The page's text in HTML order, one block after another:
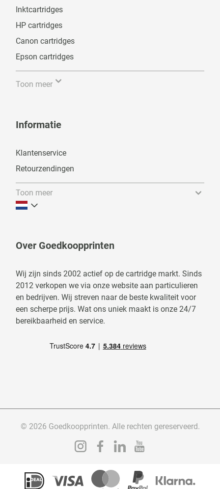
Inktcartridges
HP cartridges
Canon cartridges
Epson cartridges
Toon meer
Informatie
Klantenservice
Retourzendingen
Toon meer
Over Goedkoopprinten
Wij zijn sinds 2002 actief op de cartridge markt. Sinds
2012 verkopen we via onze website aan particulieren
en bedrijven. Wij streven naar de beste kwaliteit voor
een scherpe prijs. Wat ons uniek maakt is onze 24/7
bereikbaarheid en service.
© 2026 Goedkoopprinten. Alle rechten gereserveerd.